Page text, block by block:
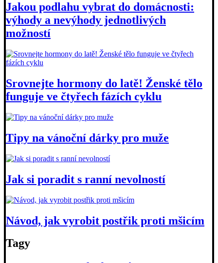
Jakou podlahu vybrat do domácnosti:
výhody a nevýhody jednotlivých
možností
Srovnejte hormony do latě! Ženské tělo
funguje ve čtyřech fázích cyklu
Tipy na vánoční dárky pro muže
Jak si poradit s ranní nevolností
Návod, jak vyrobit postřik proti mšicím
Tagy